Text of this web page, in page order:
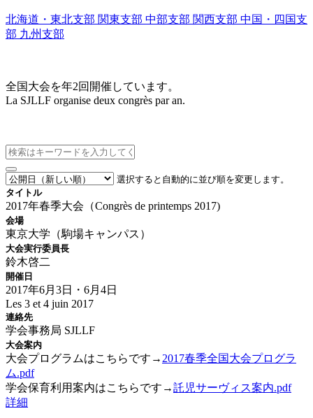
北海道・東北支部 関東支部 中部支部 関西支部 中国・四国支
部 九州支部
全国大会を年2回開催しています。
La SJLLF organise deux congrès par an.
選択すると自動的に並び順を変更します。
タイトル
2017年春季大会（Congrès de printemps 2017)
会場
東京大学（駒場キャンパス）
大会実行委員長
鈴木啓二
開催日
2017年6月3日・6月4日
Les 3 et 4 juin 2017
連絡先
学会事務局 SJLLF
大会案内
大会プログラムはこちらです→ 2017春季全国大会プログラ
ム.pdf
学会保育利用案内はこちらです→託児サーヴィス案内.pdf
詳細